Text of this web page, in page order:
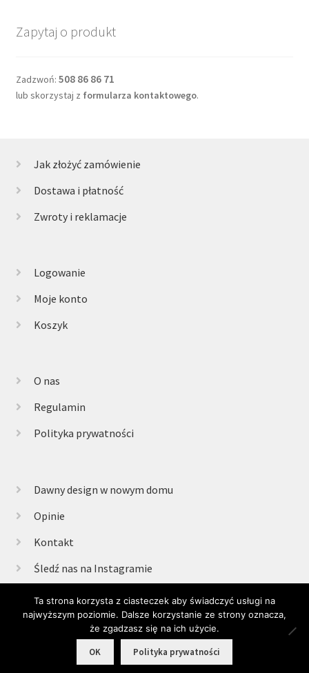
Zapytaj o produkt
Zadzwoń: 508 86 86 71
lub skorzystaj z formularza kontaktowego.
Jak złożyć zamówienie
Dostawa i płatność
Zwroty i reklamacje
Logowanie
Moje konto
Koszyk
O nas
Regulamin
Polityka prywatności
Dawny design w nowym domu
Opinie
Kontakt
Śledź nas na Instagramie
© Retrogabinet 2025
Ta strona korzysta z ciasteczek aby świadczyć usługi na
najwyższym poziomie. Dalsze korzystanie ze strony oznacza,
że zgadzasz się na ich użycie.
OK Polityka prywatności